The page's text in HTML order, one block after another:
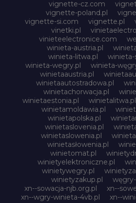
vignette-cz.com
vignette-poland.pl
vignette-si.com
vignette.pl
vinetki.pl
vinieteelectronice.com
winieta-austria.pl
winieta-litwa.pl
winieta-
winieta-wegry.pl
winieta-
winietaaustria.pl
winietaautostradowa.pl
winietachorwacja.pl
winietaestonia.pl
winietalitwa.pl
winietamoldawia.pl
winietapolska.pl
winietaslovenia.pl
winietaslowenia.pl
winietasłowenia.pl
winietomat.pl
winietyelektroniczne.pl
winietywegry.pl
winietyzakup.pl
xn--sowacja-njb.org.pl
xn--
xn--wgry-winieta-4vb.pl
xn--